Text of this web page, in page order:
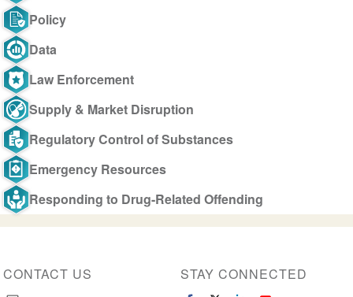
Policy
Data
Law Enforcement
Supply & Market Disruption
Regulatory Control of Substances
Emergency Resources
Responding to Drug-Related Offending
CONTACT US STAY CONNECTED